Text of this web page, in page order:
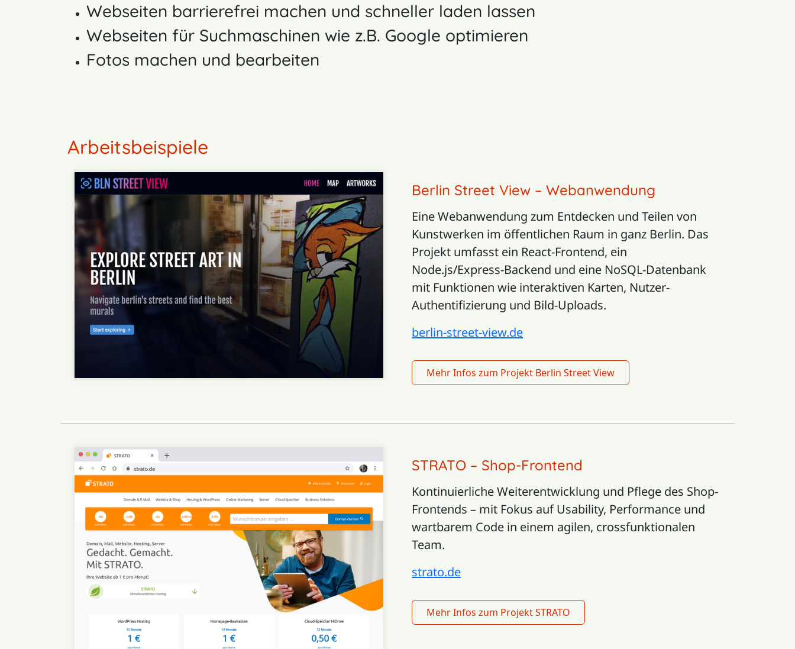
Webseiten barrierefrei machen und schneller laden lassen
Webseiten für Suchmaschinen wie z.B. Google optimieren
Fotos machen und bearbeiten
Arbeitsbeispiele
Berlin Street View – Webanwendung
Eine Webanwendung zum Entdecken und Teilen von
Kunstwerken im öffentlichen Raum in ganz Berlin. Das
Projekt umfasst ein React-Frontend, ein
Node.js/Express-Backend und eine NoSQL-Datenbank
mit Funktionen wie interaktiven Karten, Nutzer-
Authentifizierung und Bild-Uploads.
berlin-street-view.de
Mehr Infos zum Projekt Berlin Street View
STRATO – Shop-Frontend
Kontinuierliche Weiterentwicklung und Pflege des Shop-
Frontends – mit Fokus auf Usability, Performance und
wartbarem Code in einem agilen, crossfunktionalen
Team.
strato.de
Mehr Infos zum Projekt STRATO